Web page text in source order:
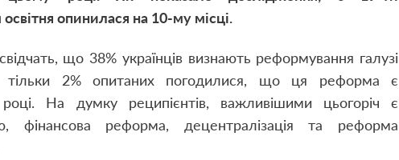
опинилася на 10-му місці.
що 38% українців визнають реформування галузі
тільки 2% опитаних погодилися, що ця реформа є
На думку реципієнтів, важливішими цьогоріч є
фінансова реформа, децентралізація та реформа